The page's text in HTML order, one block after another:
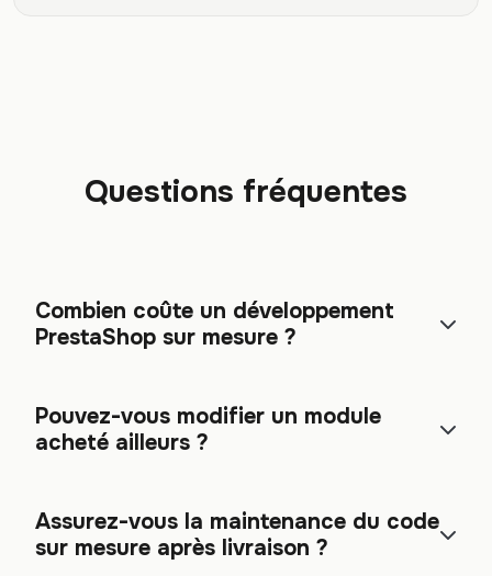
Questions fréquentes
Combien coûte un développement
PrestaShop sur mesure ?
Pouvez-vous modifier un module
acheté ailleurs ?
Assurez-vous la maintenance du code
sur mesure après livraison ?